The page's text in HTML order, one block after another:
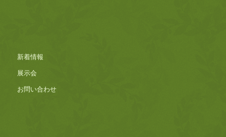
新着情報
展示会
お問い合わせ